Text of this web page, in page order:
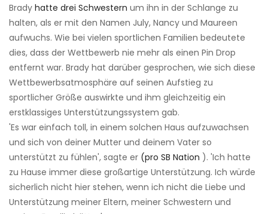
Brady hatte drei Schwestern um ihn in der Schlange zu
halten, als er mit den Namen July, Nancy und Maureen
aufwuchs. Wie bei vielen sportlichen Familien bedeutete
dies, dass der Wettbewerb nie mehr als einen Pin Drop
entfernt war. Brady hat darüber gesprochen, wie sich diese
Wettbewerbsatmosphäre auf seinen Aufstieg zu
sportlicher Größe auswirkte und ihm gleichzeitig ein
erstklassiges Unterstützungssystem gab.
'Es war einfach toll, in einem solchen Haus aufzuwachsen
und sich von deiner Mutter und deinem Vater so
unterstützt zu fühlen', sagte er (pro SB Nation ). 'Ich hatte
zu Hause immer diese großartige Unterstützung. Ich würde
sicherlich nicht hier stehen, wenn ich nicht die Liebe und
Unterstützung meiner Eltern, meiner Schwestern und